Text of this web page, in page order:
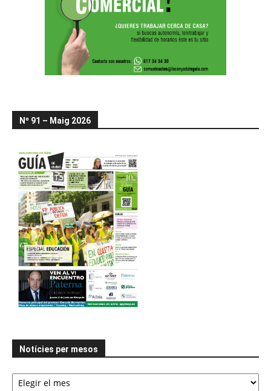
Nº 91 – Maig 2026
Notícies per mesos
Notícies
per